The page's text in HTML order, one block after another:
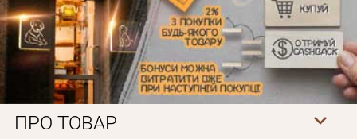
ПРО ТОВАР